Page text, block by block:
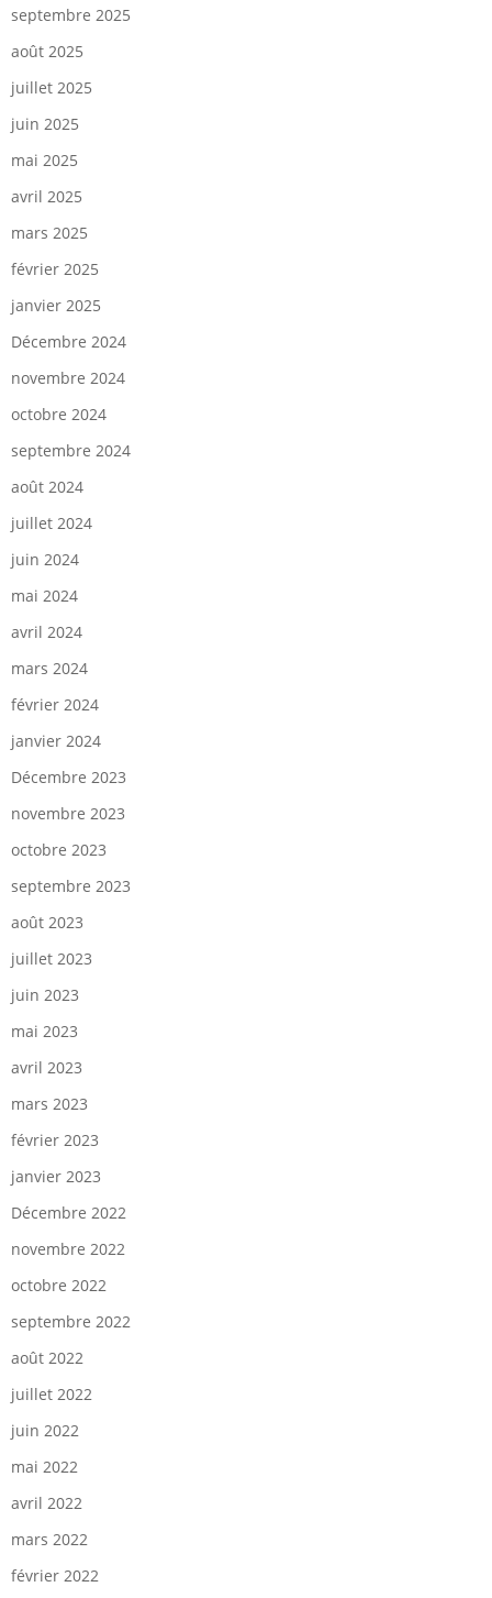
septembre 2025
août 2025
juillet 2025
juin 2025
mai 2025
avril 2025
mars 2025
février 2025
janvier 2025
Décembre 2024
novembre 2024
octobre 2024
septembre 2024
août 2024
juillet 2024
juin 2024
mai 2024
avril 2024
mars 2024
février 2024
janvier 2024
Décembre 2023
novembre 2023
octobre 2023
septembre 2023
août 2023
juillet 2023
juin 2023
mai 2023
avril 2023
mars 2023
février 2023
janvier 2023
Décembre 2022
novembre 2022
octobre 2022
septembre 2022
août 2022
juillet 2022
juin 2022
mai 2022
avril 2022
mars 2022
février 2022